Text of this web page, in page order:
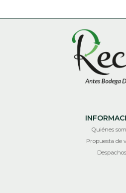
Quiénes
Propuesta de
Despachos